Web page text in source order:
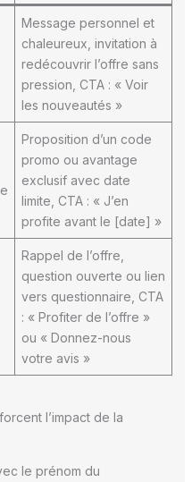
Message personnel et
chaleureux, invitation à
redécouvrir l’offre sans
pression, CTA : « Voir
les nouveautés »
Proposition d’un code
promo ou avantage
exclusif avec date
limite, CTA : « J’en
profite avant le [date] »
Rappel de l’offre,
question ouverte ou lien
vers questionnaire, CTA
: « Profiter de l’offre »
ou « Donnez-nous
votre avis »
l’impact de la
le prénom du